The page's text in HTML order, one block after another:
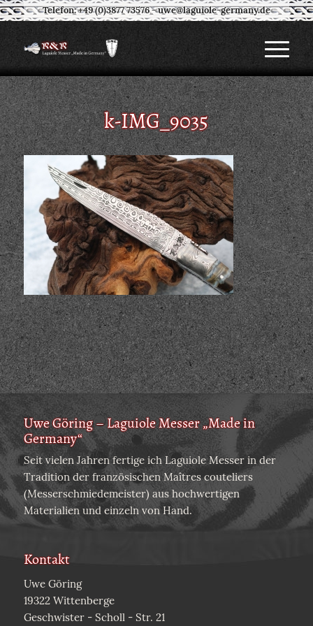
Telefon: +49 (0)3877 73576-uwe@laguiole-germany.de
k-IMG_9035
Uwe Göring – Laguiole Messer „Made in
Germany“
Seit vielen Jahren fertige ich Laguiole Messer in der
Tradition der französischen Maîtres couteliers
(Messerschmiedemeister) aus hochwertigen
Materialien und einzeln von Hand.
Kontakt
Uwe Göring
19322 Wittenberge
Geschwister - Scholl - Str. 21